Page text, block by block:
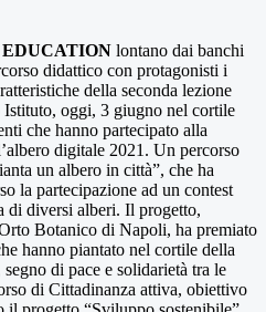
lontano dai banchi
didattico con protagonisti i
della seconda lezione
Istituto, oggi, 3 giugno nel cortile
che hanno partecipato alla
digitale 2021. Un percorso
un albero in città”, che ha
la partecipazione ad un contest
di diversi alberi. Il progetto,
Botanico di Napoli, ha premiato
hanno piantato nel cortile della
di pace e solidarietà tra le
di Cittadinanza attiva, obiettivo